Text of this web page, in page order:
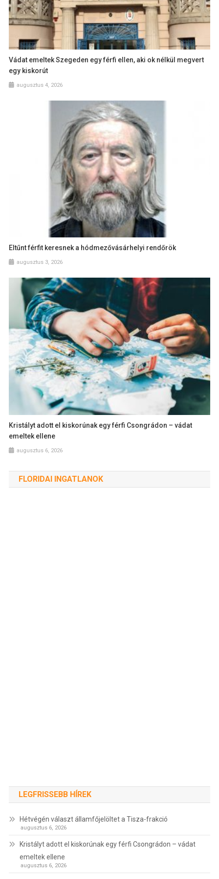
Vádat emeltek Szegeden egy férfi ellen, aki ok nélkül megvert
egy kiskorút
augusztus 4, 2026
Eltűnt férfit keresnek a hódmezővásárhelyi rendőrök
augusztus 3, 2026
Kristályt adott el kiskorúnak egy férfi Csongrádon – vádat
emeltek ellene
augusztus 6, 2026
FLORIDAI INGATLANOK
LEGFRISSEBB HÍREK
Hétvégén választ államfőjelöltet a Tisza-frakció
augusztus 6, 2026
Kristályt adott el kiskorúnak egy férfi Csongrádon – vádat
emeltek ellene
augusztus 6, 2026